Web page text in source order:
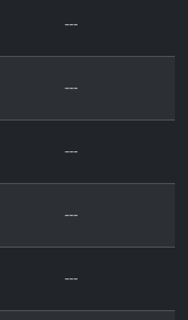
---
---
---
---
---